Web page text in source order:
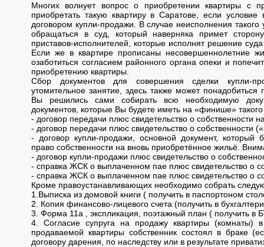
Многих волнует вопрос о приобретении квартиры с
приобретать такую квартиру в Саратове, если
договором купли-продажи. В случае неисполнения
обращаться в суд, который наверняка примет
приставов-исполнителей, которые исполнят решение
Если же в квартире прописаны несовершеннолетние
озаботиться согласием районного органа опеки и
приобретению квартиры.
Сбор документов для совершения сделки купли-
утомительное занятие, здесь также может
Вы решились сами собирать всю необходимую
документов, которые Вы будете иметь на «финише»
- договор передачи плюс свидетельство о собственности
- договор передачи плюс свидетельство о собственности
- договор купли-продажи, основной документ, который
право собственности на вновь приобретённое жильё.
- договор купли-продажи плюс свидетельство о
- справка ЖСК о выплаченном пае плюс свидетельство о
- справка ЖСК о выплаченном пае плюс свидетельство о
Кроме правоустанавливающих необходимо собрать
1.Выписка из домовой книги ( получить в паспортоном
2. Копия финансово-лицевого счета (получить в
3. Форма 11а , экспликация, поэтажный план ( получить в
4. Согласие супруга на продажу квартиры (комнаты)
продаваемой квартиры собственник состоял в браке
договору дарения, по наследству или в результате